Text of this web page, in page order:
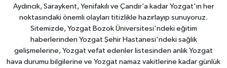
Aydıncık, Saraykent, Yenifakılı ve Çandır’a kadar Yozgat'ın her
noktasındaki önemli olayları titizlikle hazırlayıp sunuyoruz.
Sitemizde, Yozgat Bozok Üniversitesi'ndeki eğitim
haberlerinden Yozgat Şehir Hastanesi'ndeki sağlık
gelişmelerine, Yozgat vefat edenler listesinden anlık Yozgat
hava durumu bilgilerine ve Yozgat namaz vakitlerine kadar günlük